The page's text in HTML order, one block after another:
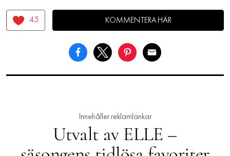
45 KOMMENTERA HÄR
Innehåller reklamlänkar
Utvalt av ELLE –